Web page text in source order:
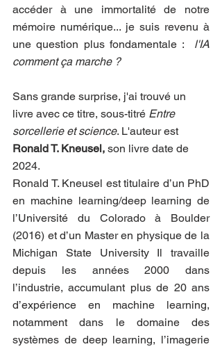
accéder à une immortalité de notre
mémoire numérique... je suis revenu à
une question plus fondamentale : l'IA
comment ça marche ?
Sans grande surprise, j'ai trouvé un
livre avec ce titre, sous-titré Entre
sorcellerie et science. L'auteur est
Ronald T. Kneusel, son livre date de
2024.
Ronald T. Kneusel est titulaire d’un PhD
en machine learning/deep learning de
l’Université du Colorado à Boulder
(2016) et d’un Master en physique de la
Michigan State University Il travaille
depuis les années 2000 dans
l’industrie, accumulant plus de 20 ans
d’expérience en machine learning,
notamment dans le domaine des
systèmes de deep learning, l’imagerie